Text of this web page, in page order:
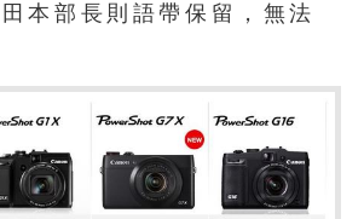
本部長則語帶保留，無法